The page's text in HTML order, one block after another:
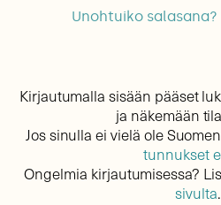
Unohtuiko salasana?
Kirjautumalla sisään pääset
ja näkemään
Jos sinulla ei vielä ole
tunnukset
Ongelmia kirjautumisessa?
sivulta.